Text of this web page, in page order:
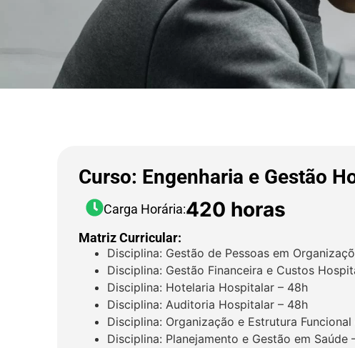
Curso: Engenharia e Gestão
Carga Horária:420 horas
Matriz Curricular:
Disciplina: Gestão de Pessoas em
Disciplina: Gestão Financeira e Custos
Disciplina: Hotelaria Hospitalar – 48h
Disciplina: Auditoria Hospitalar – 48h
Disciplina: Organização e Estrutura
Disciplina: Planejamento e Gestão em Saúde